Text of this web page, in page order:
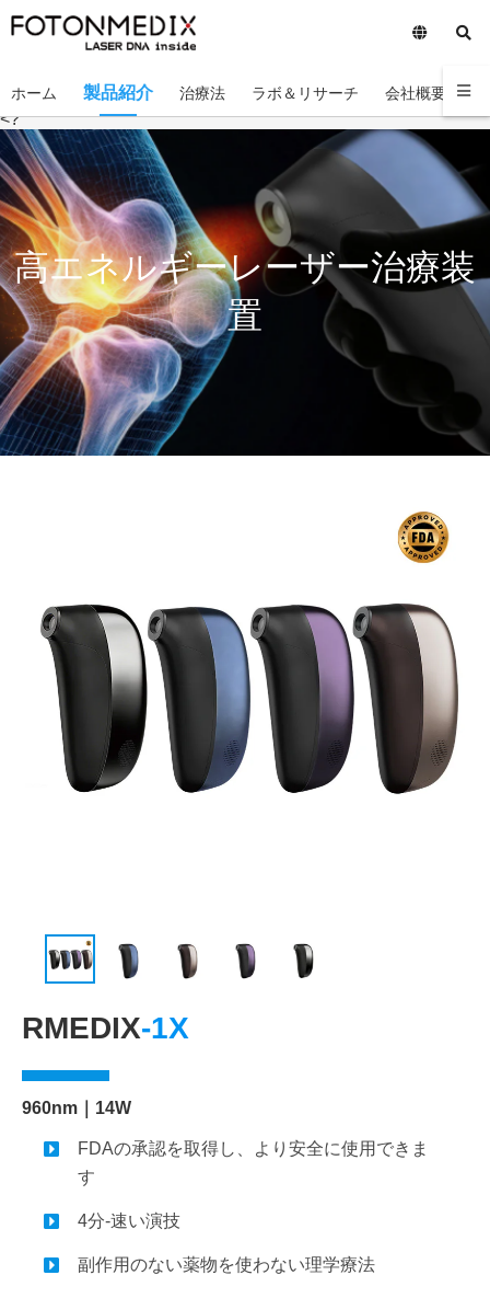
ホーム 製品紹介 治療法 ラボ＆リサーチ 会社概要
<?
高エネルギーレーザー治療装
置
RMEDIX-1X
960nm｜14W
FDAの承認を取得し、より安全に使用できま
す
4分-速い演技
副作用のない薬物を使わない理学療法